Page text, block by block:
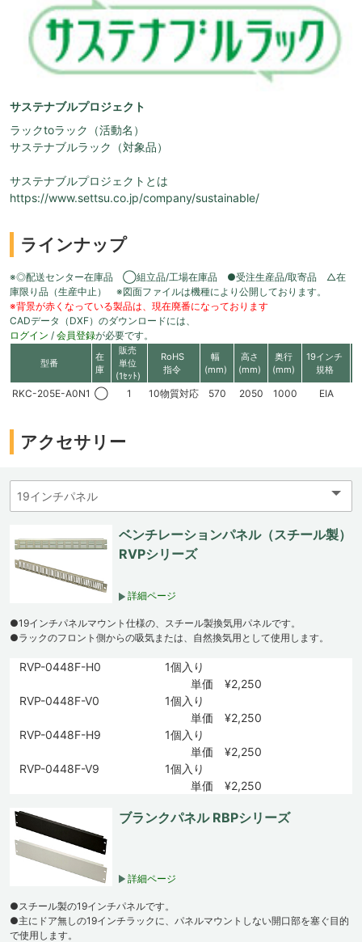
サステナブルプロジェクト
ラックtoラック（活動名）
サステナブルラック（対象品）
サステナブルプロジェクトとは
https://www.settsu.co.jp/company/sustainable/
ラインナップ
※◎配送センター在庫品 ◯組立品/工場在庫品 ●受注生産品/取寄品 △在
庫限り品（生産中止） ※図面ファイルは機種により公開しております。
※背景が赤くなっている製品は、現在廃番になっております
CADデータ（DXF）のダウンロードには、
ログイン / 会員登録が必要です。
型番
在
庫
販売
単位
(1ｾｯﾄ)
RoHS
指令
幅
(mm)
高さ
(mm)
奥行
(mm)
19インチ
規格
RKC-205E-A0N1 ◯ 1 10物質対応 570 2050 1000 EIA
アクセサリー
ベンチレーションパネル（スチール製）
RVPシリーズ
詳細ページ
●19インチパネルマウント仕様の、スチール製換気用パネルです。
●ラックのフロント側からの吸気または、自然換気用として使用します。
RVP-0448F-H0
1個入り
単価 ¥2,250
RVP-0448F-V0
1個入り
単価 ¥2,250
RVP-0448F-H9
1個入り
単価 ¥2,250
RVP-0448F-V9
1個入り
単価 ¥2,250
ブランクパネル RBPシリーズ
詳細ページ
●スチール製の19インチパネルです。
●主にドア無しの19インチラックに、パネルマウントしない開口部を塞ぐ目的
で使用します。